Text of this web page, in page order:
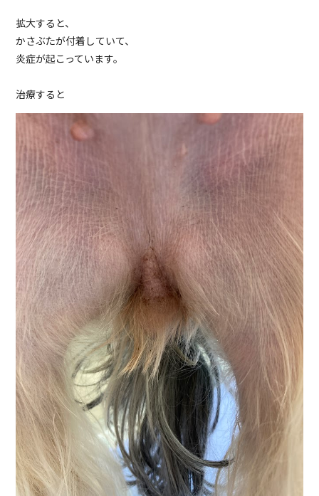
拡大すると、
かさぶたが付着していて、
炎症が起こっています。
治療すると